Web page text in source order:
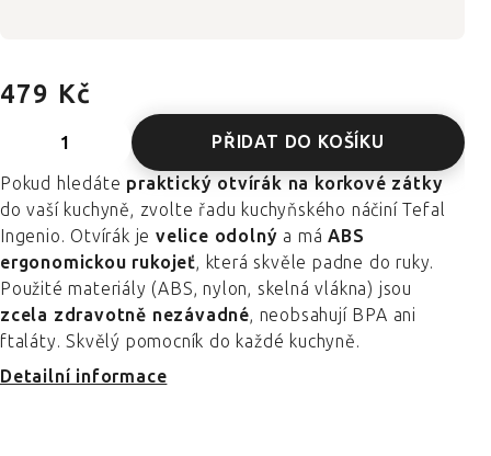
479 Kč
PŘIDAT DO KOŠÍKU
Pokud hledáte praktický otvírák na korkové zátky
do vaší kuchyně, zvolte řadu kuchyňského náčiní Tefal
Ingenio. Otvírák jevelice odolný a máABS
ergonomickou rukojeť, která skvěle padne do ruky.
Použité materiály (ABS, nylon, skelná vlákna) jsou
zcela zdravotně nezávadné, neobsahují BPA ani
ftaláty. Skvělý pomocník do každé kuchyně.
Detailní informace